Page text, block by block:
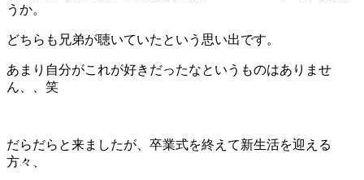
うか。
どちらも兄弟が聴いていたという思い出です。
あまり自分がこれが好きだったなというものはありませ
ん、、笑
だらだらと来ましたが、卒業式を終えて新生活を迎える
方々、